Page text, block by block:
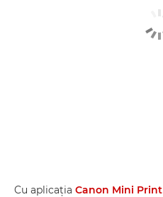
Cu aplicaţia Canon Mini Print